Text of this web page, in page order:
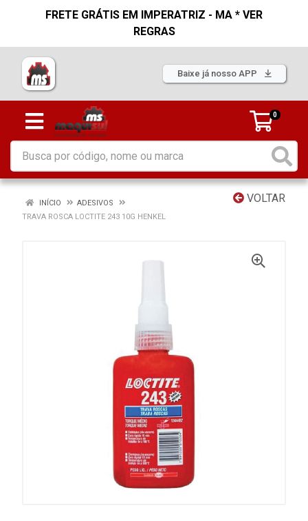
FRETE GRÁTIS EM IMPERATRIZ - MA * VER
REGRAS
Baixe já nosso APP
0
VOLTAR
INÍCIO
ADESIVOS
TRAVA ROSCA LOCTITE 243 10G HENKEL